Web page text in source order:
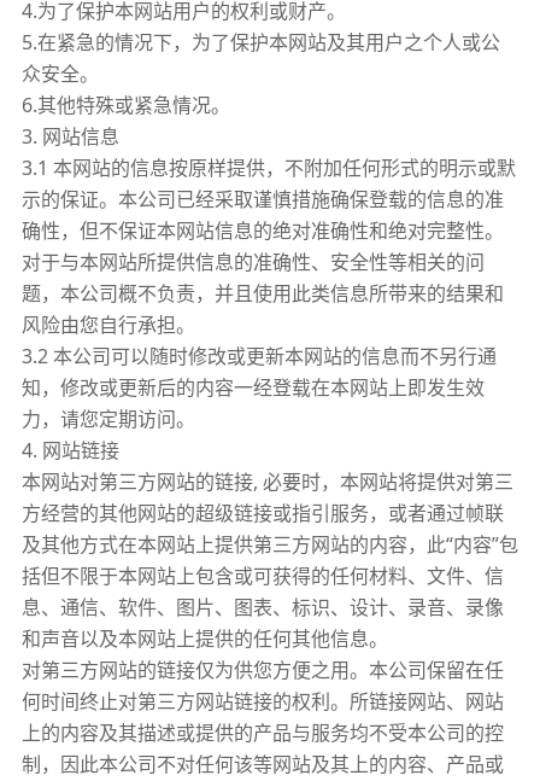
4.为了保护本网站用户的权利或财产。
5.在紧急的情况下，为了保护本网站及其用户之个人或公
众安全。
6.其他特殊或紧急情况。
3. 网站信息
3.1 本网站的信息按原样提供，不附加任何形式的明示或默
示的保证。本公司已经采取谨慎措施确保登载的信息的准
确性，但不保证本网站信息的绝对准确性和绝对完整性。
对于与本网站所提供信息的准确性、安全性等相关的问
题，本公司概不负责，并且使用此类信息所带来的结果和
风险由您自行承担。
3.2 本公司可以随时修改或更新本网站的信息而不另行通
知，修改或更新后的内容一经登载在本网站上即发生效
力，请您定期访问。
4. 网站链接
本网站对第三方网站的链接, 必要时，本网站将提供对第三
方经营的其他网站的超级链接或指引服务，或者通过帧联
及其他方式在本网站上提供第三方网站的内容，此“内容”包
括但不限于本网站上包含或可获得的任何材料、文件、信
息、通信、软件、图片、图表、标识、设计、录音、录像
和声音以及本网站上提供的任何其他信息。
对第三方网站的链接仅为供您方便之用。本公司保留在任
何时间终止对第三方网站链接的权利。所链接网站、网站
上的内容及其描述或提供的产品与服务均不受本公司的控
制，因此本公司不对任何该等网站及其上的内容、产品或